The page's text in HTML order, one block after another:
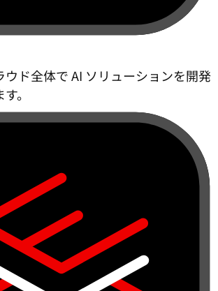
ド全体で AI ソリューションを開発
。